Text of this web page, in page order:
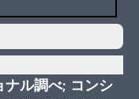
ナル調べ; コンシ